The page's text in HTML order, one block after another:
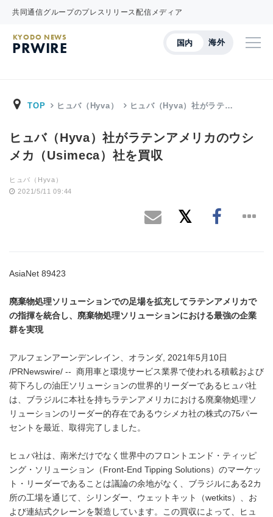
共同通信グループのプレスリリース配信メディア
国内 海外
KYODO NEWS
PRWIRE
TOP ヒュバ（Hyva） ヒュバ（Hyva）社がラテ…
ヒュバ（Hyva）社がラテンアメリカのウシ
メカ（Usimeca）社を買収
ヒュバ（Hyva）
2021/5/11 09:44
AsiaNet 89423
廃棄物処理ソリューションでの足場を拡充してラテンアメリカで
の指揮を統合し、廃棄物処理ソリューションにおける最強の企業
群を実現
アルフェンアーンデンレイン、オランダ, 2021年5月10日
/PRNewswire/ -- 商用車と環境サービス業界で使われる積載および
荷下ろしの油圧ソリューションの世界的リーダーであるヒュバ社
は、ブラジルに本社を持ちラテンアメリカにおける廃棄物処理ソ
リューションのリーダー的存在であるウシメカ社の株式の75パー
セントを最近、取得完了しました。
ヒュバ社は、南米だけでなく世界中のフロントエンド・ティッピ
ング・ソリューション（Front-End Tipping Solutions）のマーケッ
ト・リーダーであることは議論の余地がなく、ブラジルにある2カ
所の工場を通じて、シリンダー、ウェットキット（wetkits）、お
よび連結式クレーンを製造しています。この買収によって、ヒュ